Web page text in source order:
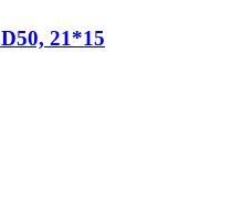
21*15